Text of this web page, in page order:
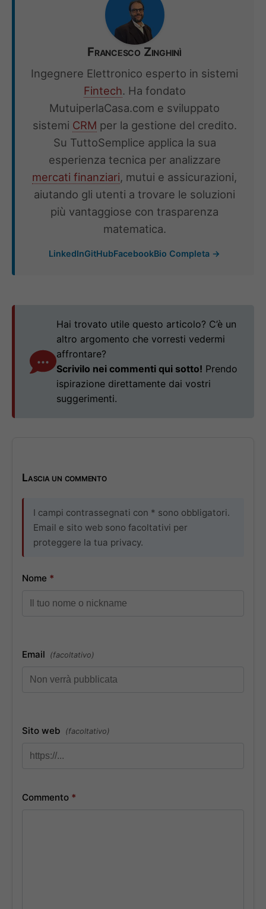
Francesco Zinghinì
Ingegnere Elettronico esperto in sistemi
Fintech. Ha fondato
MutuiperlaCasa.com e sviluppato
sistemi CRM per la gestione del credito.
Su TuttoSemplice applica la sua
esperienza tecnica per analizzare
mercati finanziari, mutui e assicurazioni,
aiutando gli utenti a trovare le soluzioni
più vantaggiose con trasparenza
matematica.
LinkedInGitHubFacebookBio Completa →
Hai trovato utile questo articolo? C’è un
altro argomento che vorresti vedermi
affrontare?
Scrivilo nei commenti qui sotto! Prendo
ispirazione direttamente dai vostri
suggerimenti.
Lascia un commento
I campi contrassegnati con * sono obbligatori.
Email e sito web sono facoltativi per
proteggere la tua privacy.
Nome *
Email (facoltativo)
Sito web (facoltativo)
Commento *